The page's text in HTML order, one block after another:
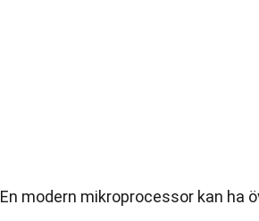
En modern mikroprocessor kan ha